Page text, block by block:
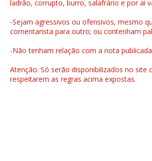
ladrão, corrupto, burro, salafrário e por ai
-Sejam agressivos ou ofensivos, mesmo
comentarista para outro; ou contenham
-Não tenham relação com a nota
Atenção: Só serão disponibilizados no site
respeitarem as regras acima expostas.